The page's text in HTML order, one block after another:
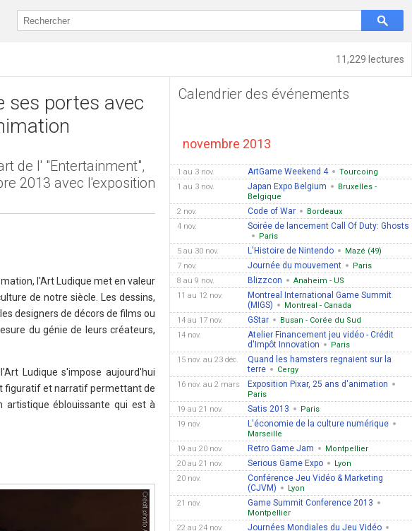
11,229 lectures
ses portes avec
de l' "Entertainment",
2013 avec l'exposition
l'Art Ludique met en valeur
de notre siècle. Les dessins,
designers de décors de films ou
du génie de leurs créateurs,
Ludique s'impose aujourd'hui
figuratif et narratif permettant de
artistique éblouissante qui est à
Calendrier des événements
novembre 2013
1 au 3 nov. ArtGame Weekend 4
Tourcoing
1 au 3 nov.
Japan Expo Belgium
Bruxelles -
Belgique
2 nov.
Code of War
Bordeaux
4 nov.
Soirée de lancement Call Of Duty: Ghosts
Paris
5 au 30 nov.
L'Histoire de Nintendo
Mazé (49)
7 nov.
Journée du mouvement
Paris
8 au 9 nov.
Blizzcon
Anaheim - US
11 au 12 nov.
Montreal International Game Summit
(MIGS)
Montreal - Canada
14 au 17 nov.
GStar
Busan - Corée du Sud
14 nov.
Atelier Financement jeu vidéo - Crédit
d'Impôt Innovation
Paris
15 nov. au 23 déc.
Quand les hamsters regnaient sur la
terre
Cergy
16 nov. au 2 mars
Exposition Pixar, 25 ans d'animation
Paris
19 au 21 nov.
Satis 2013
Paris
19 nov.
L'économie de la culture numérique
Marseille
19 au 20 nov.
Retro Game Jam
Montpellier
20 au 21 nov.
Serious Game Expo
Lyon
20 nov.
Conférence Jeu Vidéo & Marketing
(CJVM)
Lyon
21 nov.
Game Summit Conference 2013
Montpellier
22 au 24 nov.
Journées Mondiales du Jeu Vidéo